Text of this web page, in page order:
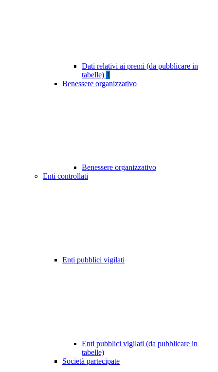
Dati relativi ai premi (da pubblicare in
tabelle) 1
Benessere organizzativo
Benessere organizzativo
Enti controllati
Enti pubblici vigilati
Enti pubblici vigilati (da pubblicare in
tabelle)
Società partecipate